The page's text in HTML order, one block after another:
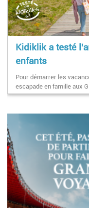
Kidiklik a testé
enfants
Pour démarrer les
escapade en famille aux